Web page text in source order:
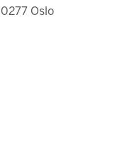
0277 Oslo